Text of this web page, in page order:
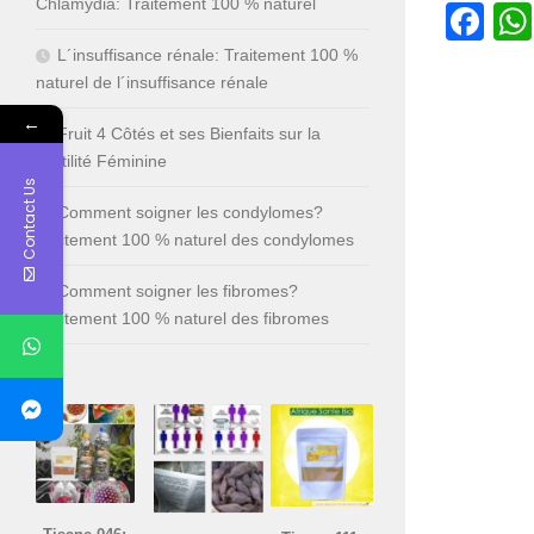
L´insuffisance rénale: Traitement 100 %
naturel de l´insuffisance rénale
Fruit 4 Côtés et ses Bienfaits sur la
Fertilité Féminine
Comment soigner les condylomes?
Traitement 100 % naturel des condylomes
Comment soigner les fibromes?
Traitement 100 % naturel des fibromes
←
Contact Us